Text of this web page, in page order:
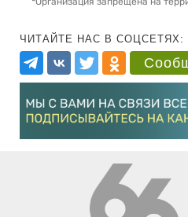
ЧИТАЙТЕ НАС В СОЦСЕТЯХ: